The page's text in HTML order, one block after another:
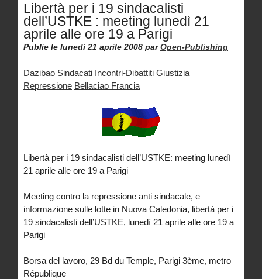
Libertà per i 19 sindacalisti
dell’USTKE : meeting lunedì 21
aprile alle ore 19 a Parigi
Publie le lunedì 21 aprile 2008 par Open-Publishing
Dazibao Sindacati Incontri-Dibattiti Giustizia
Repressione Bellaciao Francia
Libertà per i 19 sindacalisti dell’USTKE: meeting lunedì
21 aprile alle ore 19 a Parigi
Meeting contro la repressione anti sindacale, e
informazione sulle lotte in Nuova Caledonia, libertà per i
19 sindacalisti dell’USTKE, lunedì 21 aprile alle ore 19 a
Parigi
Borsa del lavoro, 29 Bd du Temple, Parigi 3ème, metro
République